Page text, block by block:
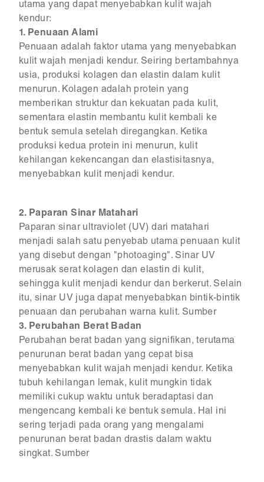
utama yang dapat menyebabkan kulit wajah
kendur:
1. Penuaan Alami
Penuaan adalah faktor utama yang menyebabkan
kulit wajah menjadi kendur. Seiring bertambahnya
usia, produksi kolagen dan elastin dalam kulit
menurun. Kolagen adalah protein yang
memberikan struktur dan kekuatan pada kulit,
sementara elastin membantu kulit kembali ke
bentuk semula setelah diregangkan. Ketika
produksi kedua protein ini menurun, kulit
kehilangan kekencangan dan elastisitasnya,
menyebabkan kulit menjadi kendur.
2. Paparan Sinar Matahari
Paparan sinar ultraviolet (UV) dari matahari
menjadi salah satu penyebab utama penuaan kulit
yang disebut dengan "photoaging". Sinar UV
merusak serat kolagen dan elastin di kulit,
sehingga kulit menjadi kendur dan berkerut. Selain
itu, sinar UV juga dapat menyebabkan bintik-bintik
penuaan dan perubahan warna kulit. Sumber
3. Perubahan Berat Badan
Perubahan berat badan yang signifikan, terutama
penurunan berat badan yang cepat bisa
menyebabkan kulit wajah menjadi kendur. Ketika
tubuh kehilangan lemak, kulit mungkin tidak
memiliki cukup waktu untuk beradaptasi dan
mengencang kembali ke bentuk semula. Hal ini
sering terjadi pada orang yang mengalami
penurunan berat badan drastis dalam waktu
singkat. Sumber